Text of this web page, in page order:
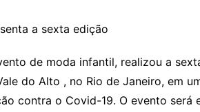
a sexta edição
de moda infantil, realizou a
do Alto , no Rio de Janeiro, em
contra o Covid-19. O evento será